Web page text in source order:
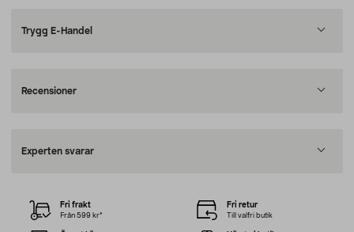
Trygg E-Handel
Recensioner
Experten svarar
Fri frakt
Från 599 kr*
Fri retur
Till valfri butik